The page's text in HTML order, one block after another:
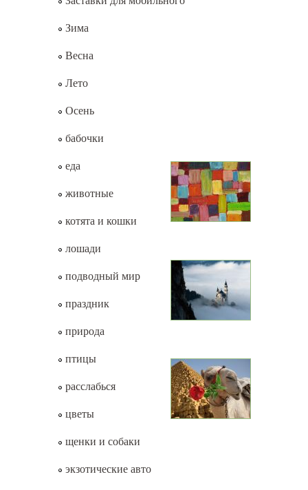
Зима
Весна
Лето
Осень
бабочки
еда
животные
котята и кошки
лошади
подводный мир
праздник
природа
птицы
расслабься
цветы
щенки и собаки
экзотические авто